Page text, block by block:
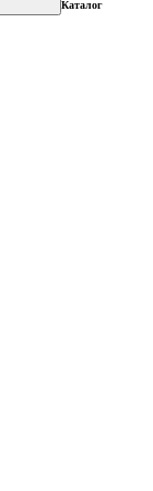
Каталог